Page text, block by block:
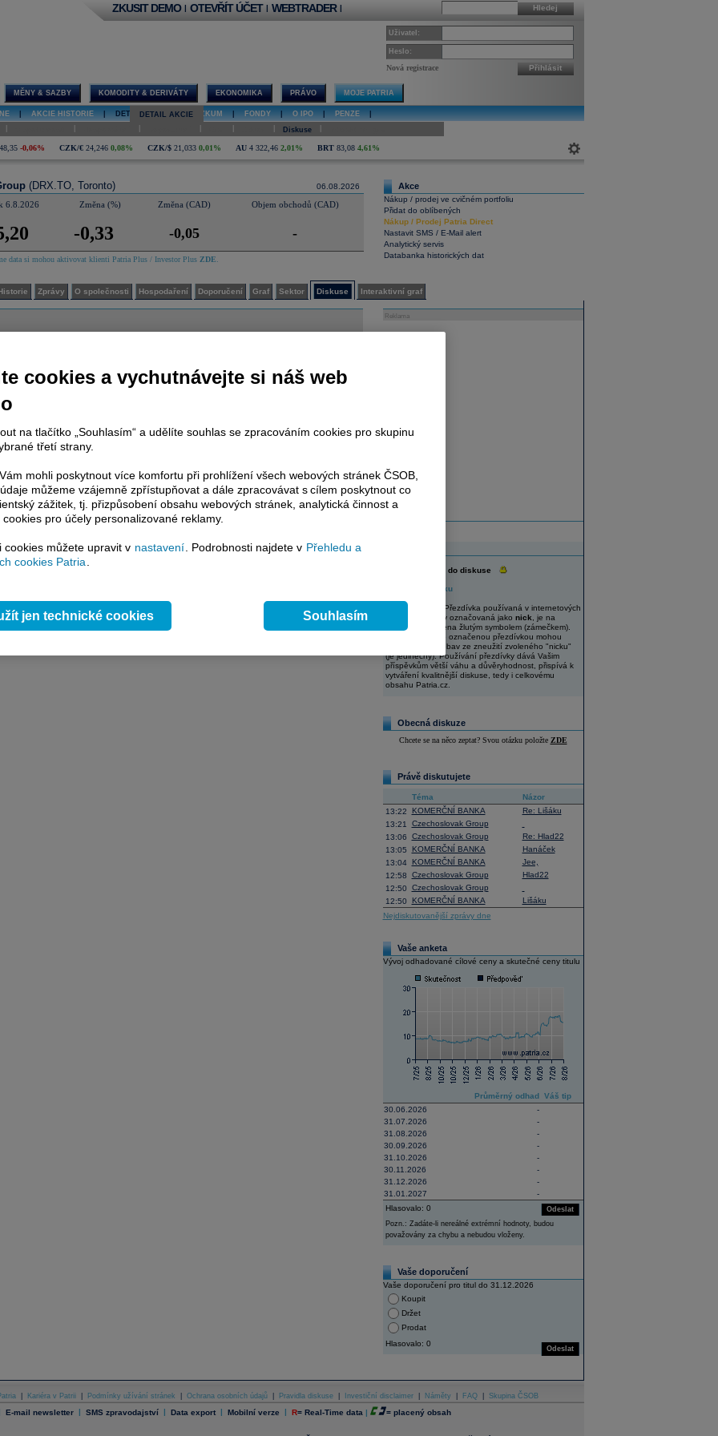
Hledej
ZKUSIT DEMO | OTEVŘÍT ÚČET | WEBTRADER |
Uživatel:
Heslo:
Nová registrace Přihlásit
MĚNY & SAZBY KOMODITY & DERIVÁTY EKONOMIKA PRÁVO MOJE PATRIA
AKCIE HISTORIE DETAIL AKCIE | VÝZKUM FONDY O IPO PENZE
DETAIL AKCIE
Diskuse
-0,06% CZK/€ 24,246 0,08% CZK/$ 21,033 0,01% AU 4 322,46 2,01% BRT 83,08 4,61%
06.08.2026
(DRX.TO, Toronto)
6.8.2026 Změna (%) Změna (CAD) Objem obchodů (CAD)
-0,33 -0,05 -
data si mohou aktivovat klienti Patria Plus / Investor Plus ZDE
Akce
Nákup / prodej ve cvičném portfoliu
Přidat do oblíbených
Nákup/ Prodej Patria Direct
Nastavit SMS / E-Mail alert
Analytický servis
Databanka historických dat
Zprávy O společnosti Hospodaření Doporučení Graf Sektor Diskuse Interaktivní graf
můžete zahájit diskusi. Zatím nebyl zadán žádný názor. Do diskuse mohou přispívat
). Pokud nemáte účet, na který byste se mohli přihlásit, registrujte se
Reklama
Vaše přezdívka do diskuse
Změnit přezdívku
UPOZORNĚNÍ: Přezdívka používaná v internetových
diskuzích, někdy označovaná jako nick , je na
Patria.cz označena žlutým symbolem (zámečkem).
Uživatelé s takto označenou přezdívkou mohou
diskutovat bez obav ze zneužití zvoleného "nicku"
(je jedinečný). Používání přezdívky dává Vašim
příspěvkům větší váhu a důvěryhodnost, přispívá k
vytváření kvalitnější diskuse, tedy i celkovému
obsahu Patria.cz.
Obecná diskuze
Chcete se na něco zeptat? Svou otázku položte ZDE
Právě diskutujete
Téma
Názor
13:22
KOMERČNÍ BANKA
Re: Lišáku
13:21
Czechoslovak Group
13:06
Czechoslovak Group
Re: Hlad22
13:05
KOMERČNÍ BANKA
Hanáček
13:04
KOMERČNÍ BANKA
Jee,
12:58
Czechoslovak Group
Hlad22
12:50
Czechoslovak Group
12:50
KOMERČNÍ BANKA
Lišáku
Nejdiskutovanější zprávy dne
Vaše anketa
Vývoj odhadované cílové ceny a skutečné ceny titulu
Průměrný odhad Váš tip
30.06.2026
-
31.07.2026
-
31.08.2026
-
30.09.2026
-
31.10.2026
-
30.11.2026
-
31.12.2026
-
31.01.2027
-
Odeslat
Hlasovalo: 0
Pozn.: Zadáte-li nereálné extrémní hodnoty, budou
považovány za chybu a nebudou vloženy.
Vaše doporučení
Vaše doporučení pro titul do 31.12.2026
Koupit
Držet
Prodat
Odeslat
Hlasovalo: 0
Kariéra v Patrii Podmínky užívání stránek Ochrana osobních údajů Pravidla diskuse Investiční disclaimer Náměty FAQ Skupina ČSOB
E-mail newsletter | SMS zpravodajství | Data export | Mobilní verze | R= Real-Time data | = placený obsah
cookies a vychutnávejte si náš web
na tlačítko „Souhlasím“ a udělíte souhlas se zpracováním cookies pro skupinu
třetí strany.
mohli poskytnout více komfortu při prohlížení všech webových stránek ČSOB,
můžeme vzájemně zpřístupňovat a dále zpracovávat s cílem poskytnout co
zážitek, tj. přizpůsobení obsahu webových stránek, analytická činnost a
pro účely personalizované reklamy.
cookies můžete upravit v nastavení . Podrobnosti najdete v Přehledu a
cookies Patria
jen technické cookies Souhlasím